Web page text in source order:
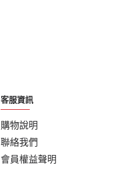
客服資訊
購物說明
聯絡我們
會員權益聲明